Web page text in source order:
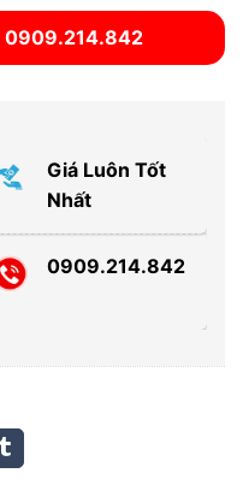
0909.214.842
Giá Luôn Tốt
Nhất
0909.214.842